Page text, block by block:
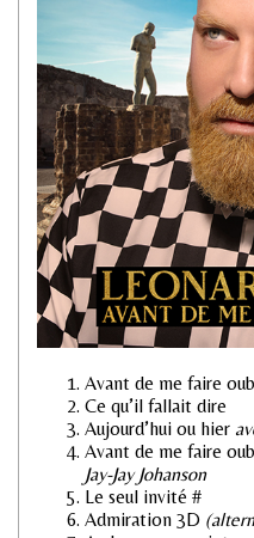
Avant de me faire
Ce qu’il fallait dire
Aujourd’hui ou hier
Avant de me faire
Jay-Jay Johanson
Le seul invité #
Admiration 3D